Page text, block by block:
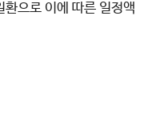
으로 이에 따른 일정액